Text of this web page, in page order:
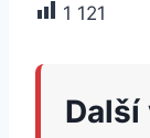
1 121